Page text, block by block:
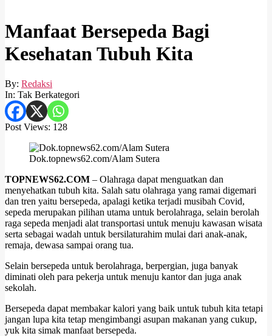
Manfaat Bersepeda Bagi
Kesehatan Tubuh Kita
By: Redaksi
In: Tak Berkategori
Post Views: 128
Dok.topnews62.com/Alam Sutera
TOPNEWS62.COM – Olahraga dapat menguatkan dan
menyehatkan tubuh kita. Salah satu olahraga yang ramai digemari
dan tren yaitu bersepeda, apalagi ketika terjadi musibah Covid,
sepeda merupakan pilihan utama untuk berolahraga, selain berolah
raga sepeda menjadi alat transportasi untuk menuju kawasan wisata
serta sebagai wadah untuk bersilaturahim mulai dari anak-anak,
remaja, dewasa sampai orang tua.
Selain bersepeda untuk berolahraga, berpergian, juga banyak
diminati oleh para pekerja untuk menuju kantor dan juga anak
sekolah.
Bersepeda dapat membakar kalori yang baik untuk tubuh kita tetapi
jangan lupa kita tetap mengimbangi asupan makanan yang cukup,
yuk kita simak manfaat bersepeda.